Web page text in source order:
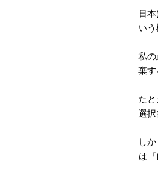
日
い
私
棄す
た
選択
し
は